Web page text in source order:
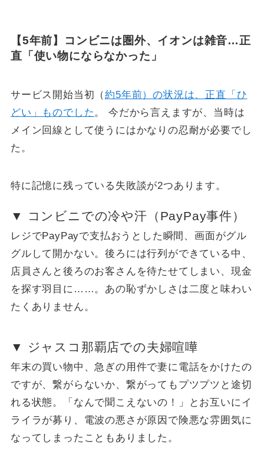
【5年前】コンビニは圏外、イオンは雑音…正
直「使い物にならなかった」
サービス開始当初（約5年前）の状況は、正直「ひ
どい」ものでした 。 今だから言えますが、当時は
メイン回線として使うにはかなりの忍耐が必要でし
た。
特に記憶に残っている失敗談が2つあります。
▼ コンビニでの冷や汗（PayPay事件）
レジでPayPayで支払おうとした瞬間、画面がグル
グルして開かない。後ろには行列ができている中、
店員さんと後ろのお客さんを待たせてしまい、現金
を探す羽目に……。あの恥ずかしさは二度と味わい
たくありません。
▼ ジャスコ那覇店での夫婦喧嘩
年末の買い物中、急ぎの用件で妻に電話をかけたの
ですが、繋がらないか、繋がってもプツプツと途切
れる状態。「なんで聞こえないの！」とお互いにイ
ライラが募り、電波の悪さが原因で険悪な雰囲気に
なってしまったこともありました。